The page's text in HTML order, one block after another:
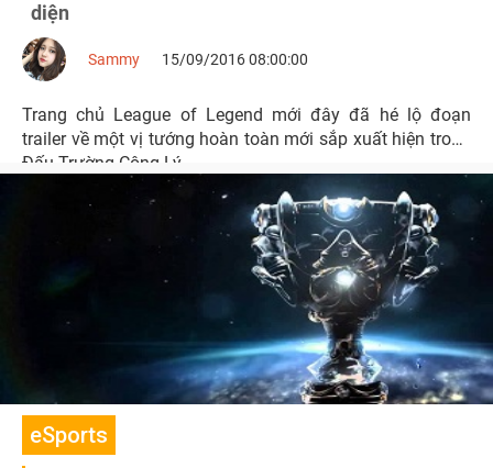
diện
Sammy 15/09/2016 08:00:00
Trang chủ League of Legend mới đây đã hé lộ đoạn
trailer về một vị tướng hoàn toàn mới sắp xuất hiện trong
Đấu Trường Công Lý.
eSports